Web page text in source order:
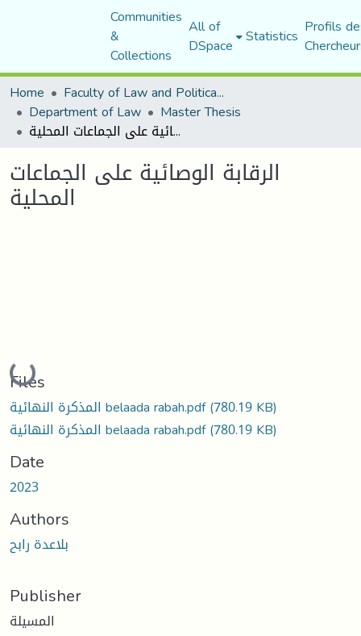
Communities
&
Collections
All of
DSpace Statistics Profils
Home
Faculty of Law and Political Science
Department of Law Master Thesis
الرقابة الوصائية على الجماعات المحلية
الرقابة الوصائية على الجماعات
المحلية
Loading...
Files
المذكرة النهائية belaada rabah.pdf(780.19 KB)
المذكرة النهائية belaada rabah.pdf(780.19 KB)
Date
2023
Authors
بلاعدة رابح
Publisher
المسيلة